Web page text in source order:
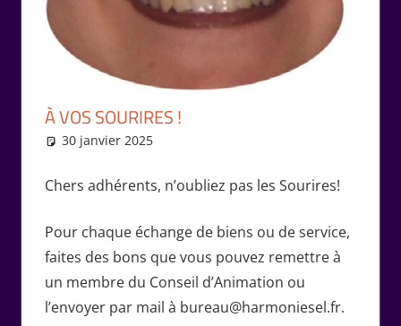
À VOS SOURIRES !
30 janvier 2025
Chers adhérents, n’oubliez pas les Sourires!
Pour chaque échange de biens ou de service,
faites des bons que vous pouvez remettre à
un membre du Conseil d’Animation ou
l’envoyer par mail à bureau@harmoniesel.fr.